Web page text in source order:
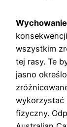
wszystkim
tej rasy. Te
jasno
wykorzystać
fizyczny.